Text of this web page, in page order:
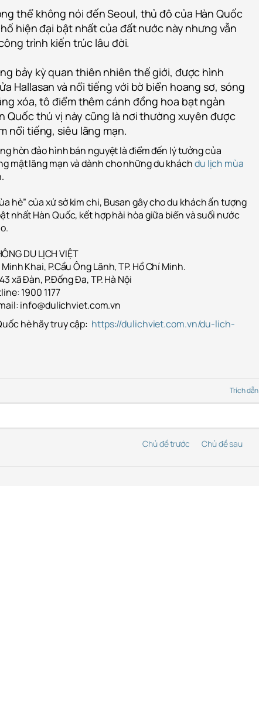
thể không nói đến Seoul, thủ đô của Hàn Quốc
hiện đại bật nhất của đất nước này nhưng vẫn
trình kiến trúc lâu đời.
bảy kỳ quan thiên nhiên thế giới, được hình
Hallasan và nổi tiếng với bờ biển hoang sơ, sóng
xóa, tô điểm thêm cánh đồng hoa bạt ngàn
Quốc thú vị này cũng là nơi thường xuyên được
nổi tiếng, siêu lãng mạn.
hòn đảo hình bán nguyệt là điểm đến lý tưởng của
mật lãng mạn và dành cho những du kháchdu lịch mùa
hè” của xứ sở kim chi, Busan gây cho du khách ấn tượng
nhất Hàn Quốc, kết hợp hài hòa giữa biển và suối nước
DU LỊCH VIỆT
Khai, P.Cầu Ông Lãnh, TP. Hồ Chí Minh.
xã Đàn, P.Đống Đa, TP. Hà Nội
1900 1177
info@dulichviet.com.vn
hè hãy truy cập: https://dulichviet.com.vn/du-lich-
Trích dẫn
Chủ đề trước Chủ đề sau